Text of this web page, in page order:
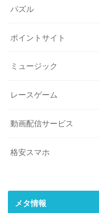
パズル
ポイントサイト
ミュージック
レースゲーム
動画配信サービス
格安スマホ
メタ情報